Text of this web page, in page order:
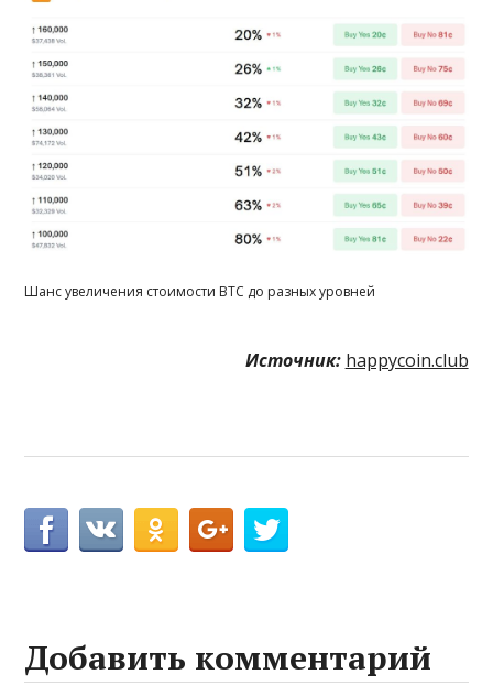
Шанс увеличения стоимости BTC до разных уровней
Источник: happycoin.club
Добавить комментарий